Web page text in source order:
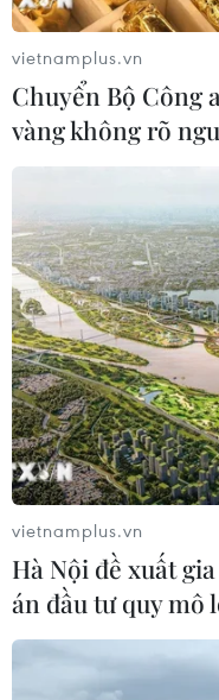
Bà bầu 9 tháng
khốc tại giải đua
07/09/2015 02:04
Cô Ana Cayazzo
không may thiệt
lái đâm phải ở một
giải La Coruna ở
vietnamplus.vn
Chuyển Bộ Công
vàng không rõ
vietnamplus.vn
Hà Nội đề xuất
án đầu tư quy mô